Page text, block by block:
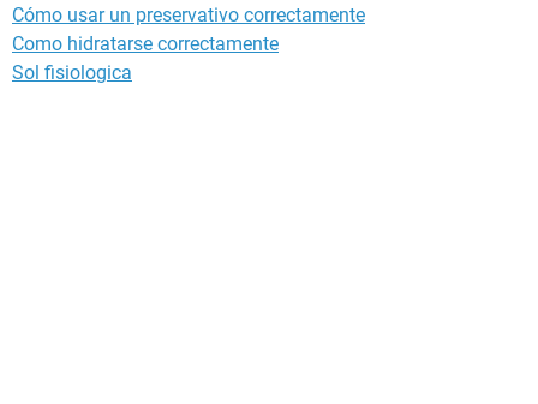
Cómo usar un preservativo correctamente
Como hidratarse correctamente
Sol fisiologica